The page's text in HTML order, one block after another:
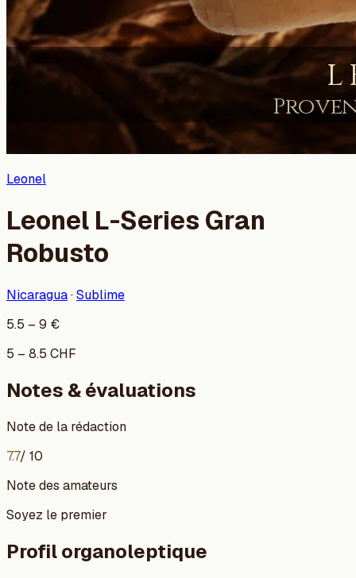
Leonel
Leonel L-Series Gran
Robusto
Nicaragua·Sublime
5.5 – 9 €
5 – 8.5 CHF
Notes & évaluations
Note de la rédaction
7.7/ 10
Note des amateurs
Soyez le premier
Profil organoleptique